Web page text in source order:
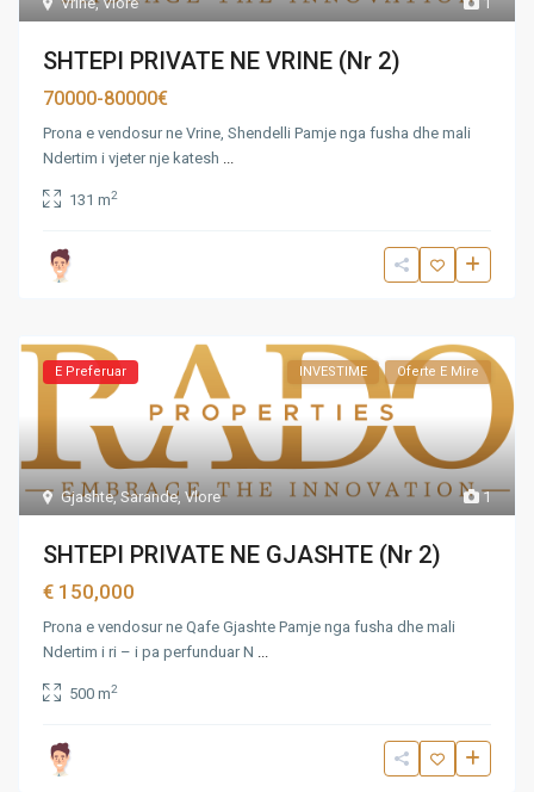
SHTEPI PRIVATE NE VRINE (Nr 2)
70000-80000€
Prona e vendosur ne Vrine, Shendelli Pamje nga fusha dhe mali
Ndertim i vjeter nje katesh ...
131 m2
1
Gjashte,Sarande,Vlore
E Preferuar INVESTIME Oferte E Mire
SHTEPI PRIVATE NE GJASHTE (Nr 2)
€ 150,000
Prona e vendosur ne Qafe Gjashte Pamje nga fusha dhe mali
Ndertim i ri – i pa perfunduar N ...
500 m2